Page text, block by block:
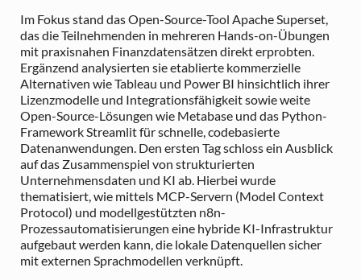
Im Fokus stand das Open-Source-Tool Apache Superset,
das die Teilnehmenden in mehreren Hands-on-Übungen
mit praxisnahen Finanzdatensätzen direkt erprobten.
Ergänzend analysierten sie etablierte kommerzielle
Alternativen wie Tableau und Power BI hinsichtlich ihrer
Lizenzmodelle und Integrationsfähigkeit sowie weite
Open-Source-Lösungen wie Metabase und das Python-
Framework Streamlit für schnelle, codebasierte
Datenanwendungen. Den ersten Tag schloss ein Ausblick
auf das Zusammenspiel von strukturierten
Unternehmensdaten und KI ab. Hierbei wurde
thematisiert, wie mittels MCP-Servern (Model Context
Protocol) und modellgestützten n8n-
Prozessautomatisierungen eine hybride KI-Infrastruktur
aufgebaut werden kann, die lokale Datenquellen sicher
mit externen Sprachmodellen verknüpft.